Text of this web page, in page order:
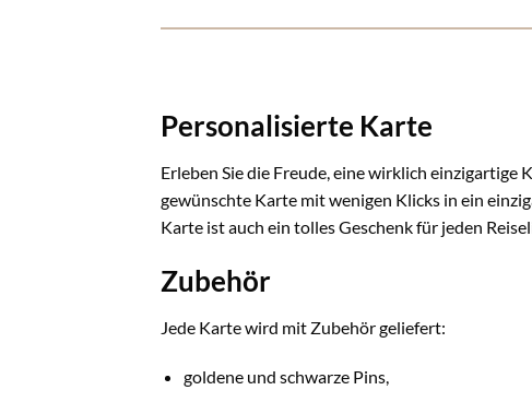
Personalisierte Karte
Erleben Sie die Freude, eine wirklich
gewünschte Karte mit wenigen Klicks in ein
Karte ist auch ein tolles Geschenk für jeden
Zubehör
Jede Karte wird mit Zubehör geliefert:
goldene und schwarze Pins,